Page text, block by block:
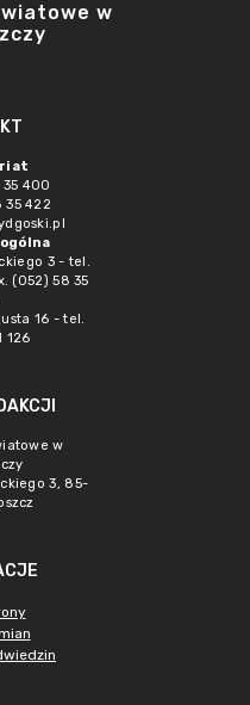
w
400
35 422
3 - tel.
(052) 58 35
16 - tel.
126
w
3, 85-